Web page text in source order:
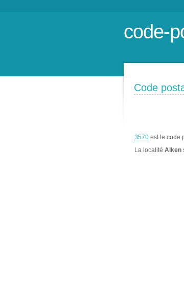
code-
Code
3570 est le code
La localité Alken